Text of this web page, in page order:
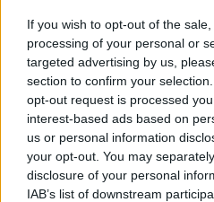
If you wish to opt-out of the
processing of your personal or
targeted advertising by us,
section to confirm your
opt-out request is processed
interest-based ads based on
us or personal information
your opt-out. You may
disclosure of your personal
IAB’s list of downstream